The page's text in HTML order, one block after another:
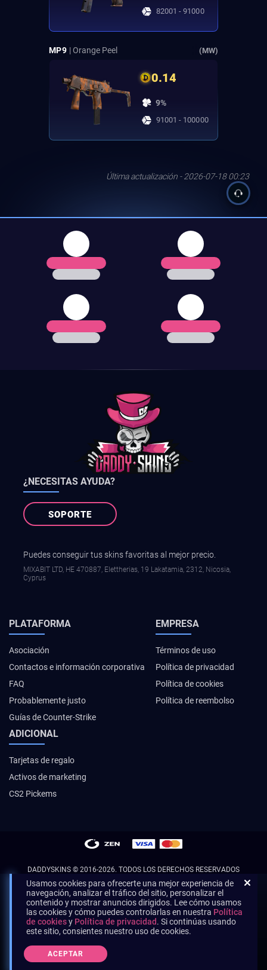
82001 - 91000
MP9 | Orange Peel (MW)
0.14
9%
91001 - 100000
Última actualización - 2026-07-18 00:23
¿NECESITAS AYUDA?
SOPORTE
Puedes conseguir tus skins favoritas al mejor precio.
MIXABIT LTD, ΗΕ 470887, Elettherias, 19 Lakatamia, 2312, Nicosia,
Cyprus
PLATAFORMA
Asociación
Contactos e información corporativa
FAQ
Probablemente justo
Guías de Counter-Strike
EMPRESA
Términos de uso
Política de privacidad
Política de cookies
Política de reembolso
ADICIONAL
Tarjetas de regalo
Activos de marketing
CS2 Pickems
DADDYSKINS © 2016-2026. TODOS LOS DERECHOS RESERVADOS
Usamos cookies para ofrecerte una mejor experiencia de
navegación, analizar el tráfico del sitio, personalizar el
contenido y mostrar anuncios dirigidos. Lee cómo usamos
las cookies y cómo puedes controlarlas en nuestra Política
de cookiesy Política de privacidad. Si continúas usando
este sitio, consientes nuestro uso de cookies.
ACEPTAR